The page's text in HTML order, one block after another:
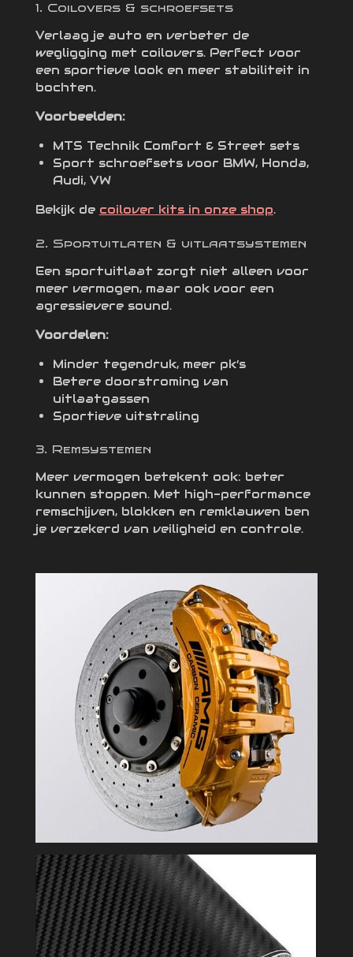
1. Coilovers & schroefsets
Verlaag je auto en verbeter de
wegligging met coilovers. Perfect voor
een sportieve look en meer stabiliteit in
bochten.
Voorbeelden:
MTS Technik Comfort & Street sets
Sport schroefsets voor BMW, Honda,
Audi, VW
Bekijk de coilover kits in onze shop.
2. Sportuitlaten & uitlaatsystemen
Een sportuitlaat zorgt niet alleen voor
meer vermogen, maar ook voor een
agressievere sound.
Voordelen:
Minder tegendruk, meer pk’s
Betere doorstroming van
uitlaatgassen
Sportieve uitstraling
3. Remsystemen
Meer vermogen betekent ook: beter
kunnen stoppen. Met high-performance
remschijven, blokken en remklauwen ben
je verzekerd van veiligheid en controle.